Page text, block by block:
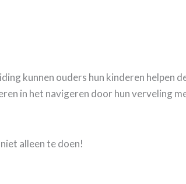
kunnen ouders hun kinderen helpen
in het navigeren door hun verveling
alleen te doen!